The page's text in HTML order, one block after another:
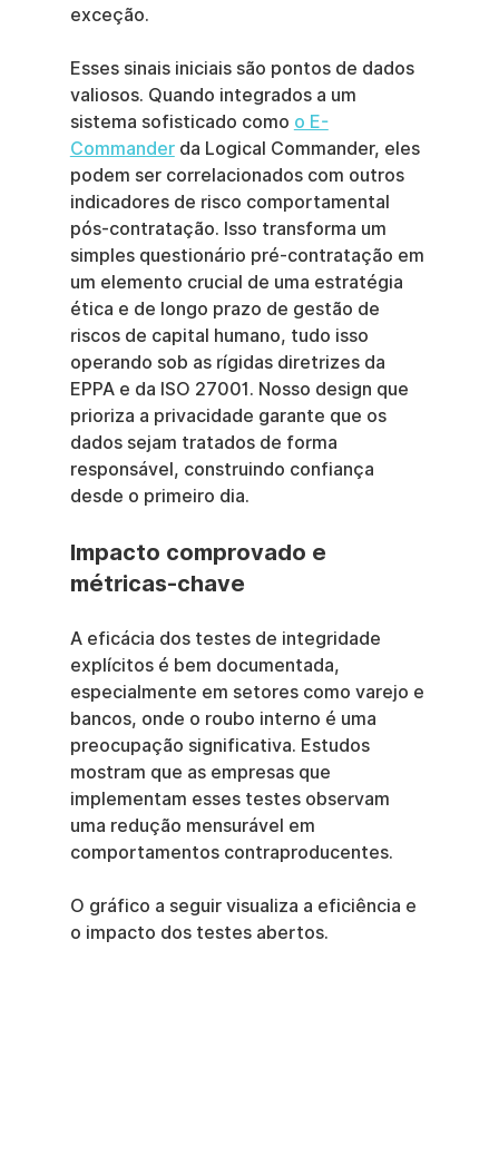
exceção.
Esses sinais iniciais são pontos de dados
valiosos. Quando integrados a um
sistema sofisticado como o E-
Commander da Logical Commander, eles
podem ser correlacionados com outros
indicadores de risco comportamental
pós-contratação. Isso transforma um
simples questionário pré-contratação em
um elemento crucial de uma estratégia
ética e de longo prazo de gestão de
riscos de capital humano, tudo isso
operando sob as rígidas diretrizes da
EPPA e da ISO 27001. Nosso design que
prioriza a privacidade garante que os
dados sejam tratados de forma
responsável, construindo confiança
desde o primeiro dia.
Impacto comprovado e
métricas-chave
A eficácia dos testes de integridade
explícitos é bem documentada,
especialmente em setores como varejo e
bancos, onde o roubo interno é uma
preocupação significativa. Estudos
mostram que as empresas que
implementam esses testes observam
uma redução mensurável em
comportamentos contraproducentes.
O gráfico a seguir visualiza a eficiência e
o impacto dos testes abertos.